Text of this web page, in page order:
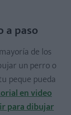
a paso
de los
un perro o
peque pueda
en video
para dibujar